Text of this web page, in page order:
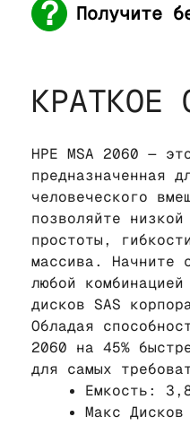
Получите
КРАТКОЕ
HPE MSA 2060 —
предназначенная
человеческого
позволяйте
простоты,
массива. Начните
любой
дисков SAS
Обладая
2060 на 45%
для самых
Емкость:
Макс